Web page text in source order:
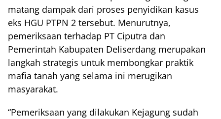
matang dampak dari proses penyidikan kasus
eks HGU PTPN 2 tersebut. Menurutnya,
pemeriksaan terhadap PT Ciputra dan
Pemerintah Kabupaten Deliserdang merupakan
langkah strategis untuk membongkar praktik
mafia tanah yang selama ini merugikan
masyarakat.
“Pemeriksaan yang dilakukan Kejagung sudah